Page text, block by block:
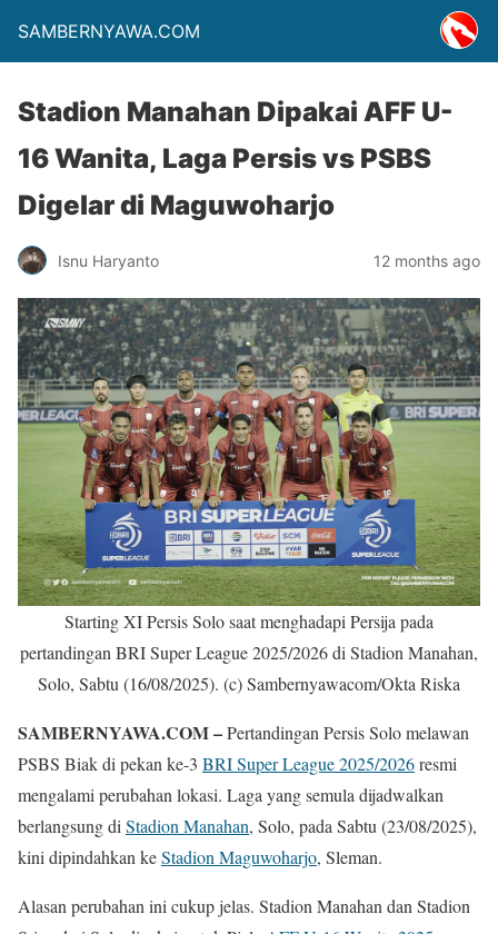
SAMBERNYAWA.COM
Stadion Manahan Dipakai AFF U-
16 Wanita, Laga Persis vs PSBS
Digelar di Maguwoharjo
Isnu Haryanto 12 months ago
Starting XI Persis Solo saat menghadapi Persija pada
pertandingan BRI Super League 2025/2026 di Stadion Manahan,
Solo, Sabtu (16/08/2025). (c) Sambernyawacom/Okta Riska
SAMBERNYAWA.COM –Pertandingan Persis Solo melawan
PSBS Biak di pekan ke-3 BRI Super League 2025/2026resmi
mengalami perubahan lokasi. Laga yang semula dijadwalkan
berlangsung di Stadion Manahan, Solo, pada Sabtu (23/08/2025),
kini dipindahkan keStadion Maguwoharjo, Sleman.
Alasan perubahan ini cukup jelas. Stadion Manahan dan Stadion